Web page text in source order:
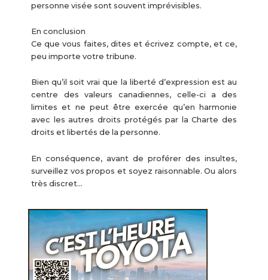
personne visée sont souvent imprévisibles.
En conclusion
Ce que vous faites, dites et écrivez compte, et ce,
peu importe votre tribune.
Bien qu’il soit vrai que la liberté d’expression est au
centre des valeurs canadiennes, celle-ci a des
limites et ne peut être exercée qu’en harmonie
avec les autres droits protégés par la Charte des
droits et libertés de la personne.
En conséquence, avant de proférer des insultes,
surveillez vos propos et soyez raisonnable. Ou alors
très discret…